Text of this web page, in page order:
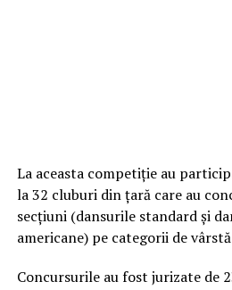
La aceasta competiție au
la 32 cluburi din țară care au
secțiuni (dansurile standard și
americane) pe categorii de
Concursurile au fost jurizate de